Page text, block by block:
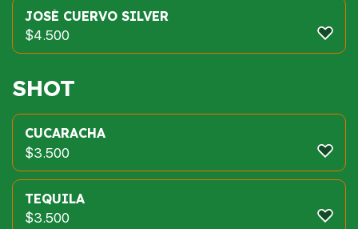
JOSÉ CUERVO SILVER
$4.500
SHOT
CUCARACHA
$3.500
TEQUILA
$3.500